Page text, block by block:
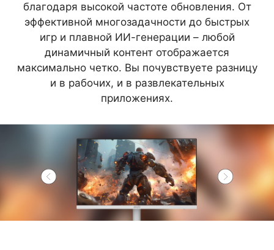
благодаря высокой частоте обновления. От
эффективной многозадачности до быстрых
игр и плавной ИИ-генерации – любой
динамичный контент отображается
максимально четко. Вы почувствуете разницу
и в рабочих, и в развлекательных
приложениях.